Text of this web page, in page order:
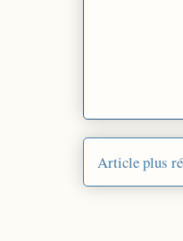
Article plus